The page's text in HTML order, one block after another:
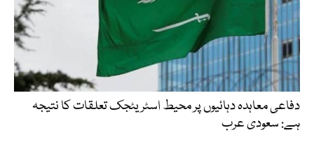
دفاعی معاہدہ دہائیوں پر محیط اسٹریٹجک تعلقات کا نتیجہ
ہے: سعودی عرب